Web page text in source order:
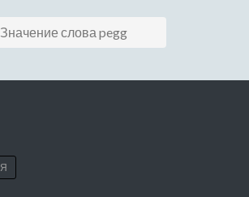
Значение слова pegg
Я